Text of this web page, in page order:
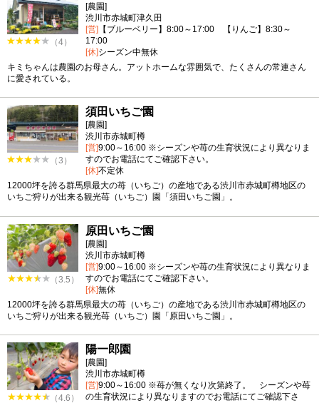
（4）
[農園]
渋川市赤城町津久田
[営] 【ブルーベリー】8:00～17:00 【りんご】8:30～
17:00
[休]シーズン中無休
キミちゃんは農園のお母さん。アットホームな雰囲気で、たくさんの常連さん
に愛されている。
（3）
須田いちご園
[農園]
渋川市赤城町樽
[営]9:00～16:00 ※シーズンや苺の生育状況により異なりま
すのでお電話にてご確認下さい。
[休]不定休
12000坪を誇る群馬県最大の苺（いちご）の産地である渋川市赤城町樽地区の
いちご狩りが出来る観光苺（いちご）園「須田いちご園」。
（3.5）
原田いちご園
[農園]
渋川市赤城町樽
[営]9:00～16:00 ※シーズンや苺の生育状況により異なりま
すのでお電話にてご確認下さい。
[休]無休
12000坪を誇る群馬県最大の苺（いちご）の産地である渋川市赤城町樽地区の
いちご狩りが出来る観光苺（いちご）園「原田いちご園」。
（4.6）
陽一郎園
[農園]
渋川市赤城町樽
[営]9:00～16:00 ※苺が無くなり次第終了。 シーズンや苺
の生育状況により異なりますのでお電話にてご確認下さ